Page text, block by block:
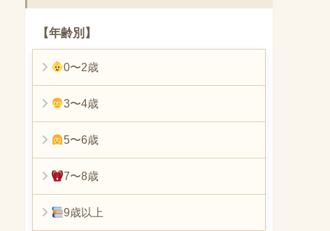
【年齢別】
0〜2歳
3〜4歳
5〜6歳
7〜8歳
9歳以上